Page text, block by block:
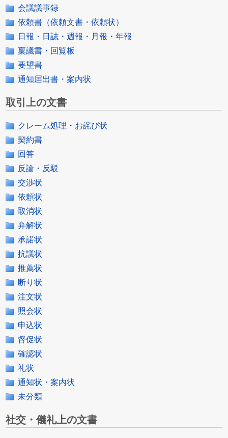
会議議事録
依頼書（依頼文書・依頼状）
日報・日誌・週報・月報・年報
稟議書・回覧板
要望書
通知届出書・案内状
取引上の文書
クレーム処理・お詫び状
契約書
回答
反論・反駁
交渉状
依頼状
取消状
弁解状
承諾状
抗議状
推薦状
断り状
注文状
照会状
申込状
督促状
確認状
礼状
通知状・案内状
未分類
社交・儀礼上の文書